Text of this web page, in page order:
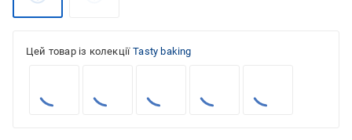
Цей товар із колекції Tasty baking